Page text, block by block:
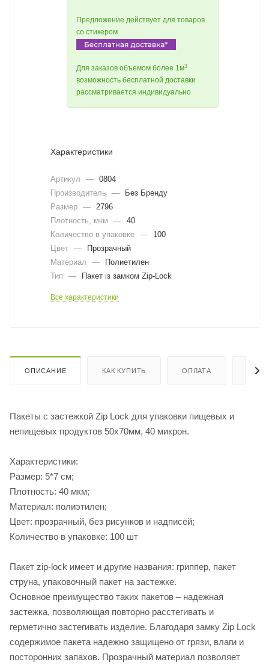
Предложение действует для товаров
со стикером
Для заказов объемом более 1м3
возможность бесплатной доставки
рассматривается индивидуально
Характеристики
Артикул — 0804
Производитель
—
Без Бренду
Размер —
2796
Плотность, мкм
— 40
Количество в упаковке —
100
Цвет —
Прозрачный
Материал
—
Полиетилен
Тип
— Пакет із замком Zip-Lock
Все характеристики
ОПИСАНИЕ КАК КУПИТЬ ОПЛАТА
Пакеты с застежкой Zip Lock для упаковки пищевых и
непищевых продуктов 50х70мм, 40 микрон.
Характеристики:
Размер: 5*7 см;
Плотность: 40 мкм;
Материал: полиэтилен;
Цвет: прозрачный, без рисунков и надписей;
Количество в упаковке: 100 шт
Пакет zip-lock имеет и другие названия: гриппер, пакет
струна, упаковочный пакет на застежке.
Основное преимущество таких пакетов – надежная
застежка, позволяющая повторно расстегивать и
герметично застегивать изделие. Благодаря замку Zip Lock
содержимое пакета надежно защищено от грязи, влаги и
посторонних запахов. Прозрачный материал позволяет